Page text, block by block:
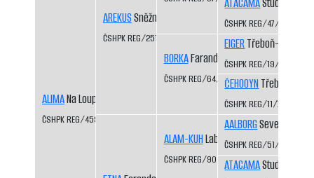
ALIMANa Loupežníku CS
ČSHPK REG/459/90
AREKUSSněžník CS
ČSHPK REG/251/88
BORKAFaranda CS
ČSHPK REG/64/83
ALAM-KUHLabutí řeka CS
ČSHPK REG/90/84/86
ATACAMAStudená
ČSHPK REG/47/83
EIGERTřeboň-Kopeček
ČSHPK REG/19/81
ČEHOOYNTřeboň-
ČSHPK REG/11/79
AALBORGSeverní vítr
ČSHPK REG/51/83
ATACAMAStudená